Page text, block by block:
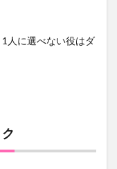
人に選べない役はダ